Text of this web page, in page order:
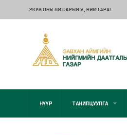
2026 ОНЫ 08 САРЫН 9, НЯМ ГАРАГ
НҮҮР ТАНИЛЦУУЛГА